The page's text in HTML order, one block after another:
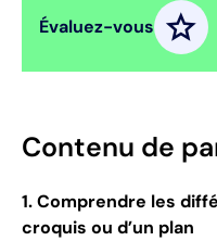
Évaluez-vous star
Contenu de
1. Comprendre les
croquis ou d’un plan